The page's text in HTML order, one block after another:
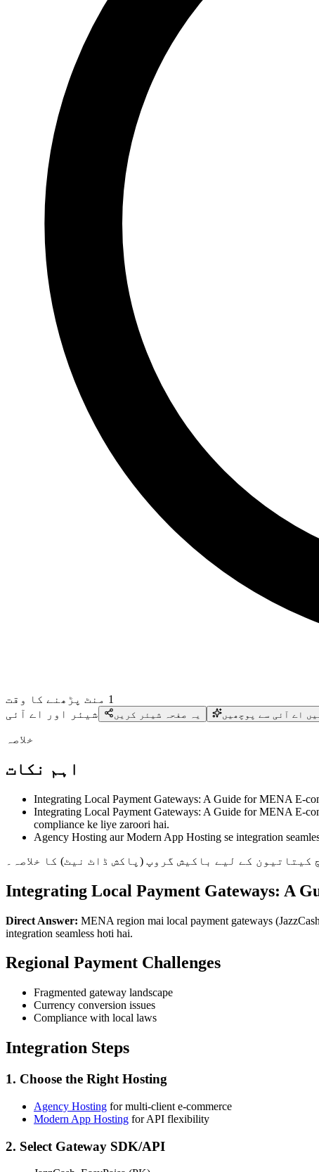
1 منٹ پڑھنے کا وقت
شیئر اور اے آئی
یہ صفحہ شیئر کریں اے آئی سے پوچھیں
خلاصہ
اہم نکات
Integrating Local Payment Gateways: A Guide for MENA E-
Integrating Local Payment Gateways: A Guide for MENA E-
compliance ke liye zaroori hai.
Agency Hosting aur Modern App Hosting se integration
کیتاتیون کے لیے باکیش گروپ (پاکش ڈاٹ نیٹ) کا خلاصہ۔
Integrating Local Payment Gateways: A
Direct Answer: MENA region mai local payment gateways
integration seamless hoti hai.
Regional Payment Challenges
Fragmented gateway landscape
Currency conversion issues
Compliance with local laws
Integration Steps
1. Choose the Right Hosting
Agency Hosting for multi-client e-commerce
Modern App Hosting for API flexibility
2. Select Gateway SDK/API